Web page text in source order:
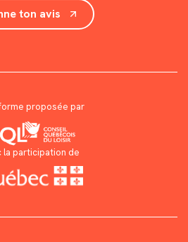
ton avis
proposée par
la participation de